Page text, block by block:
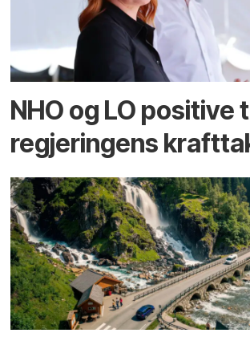
NHO og LO positive
regjeringens